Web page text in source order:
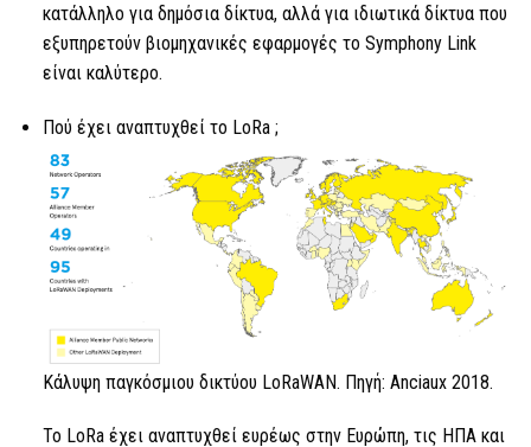
κατάλληλο για δημόσια δίκτυα, αλλά για ιδιωτικά δίκτυα που
εξυπηρετούν βιομηχανικές εφαρμογές το Symphony Link
είναι καλύτερο.
Πού έχει αναπτυχθεί το LoRa ;
Κάλυψη παγκόσμιου δικτύου LoRaWAN. Πηγή: Anciaux 2018.
Το LoRaέχει αναπτυχθεί ευρέως στην Ευρώπη, τις ΗΠΑ και